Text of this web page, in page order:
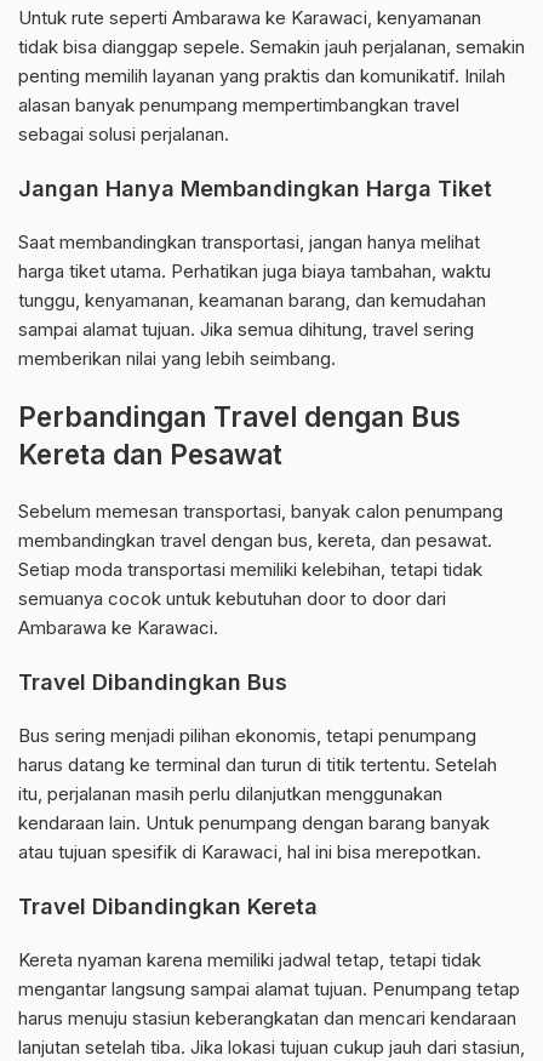
Untuk rute seperti Ambarawa ke Karawaci, kenyamanan
tidak bisa dianggap sepele. Semakin jauh perjalanan, semakin
penting memilih layanan yang praktis dan komunikatif. Inilah
alasan banyak penumpang mempertimbangkan travel
sebagai solusi perjalanan.
Jangan Hanya Membandingkan Harga Tiket
Saat membandingkan transportasi, jangan hanya melihat
harga tiket utama. Perhatikan juga biaya tambahan, waktu
tunggu, kenyamanan, keamanan barang, dan kemudahan
sampai alamat tujuan. Jika semua dihitung, travel sering
memberikan nilai yang lebih seimbang.
Perbandingan Travel dengan Bus
Kereta dan Pesawat
Sebelum memesan transportasi, banyak calon penumpang
membandingkan travel dengan bus, kereta, dan pesawat.
Setiap moda transportasi memiliki kelebihan, tetapi tidak
semuanya cocok untuk kebutuhan door to door dari
Ambarawa ke Karawaci.
Travel Dibandingkan Bus
Bus sering menjadi pilihan ekonomis, tetapi penumpang
harus datang ke terminal dan turun di titik tertentu. Setelah
itu, perjalanan masih perlu dilanjutkan menggunakan
kendaraan lain. Untuk penumpang dengan barang banyak
atau tujuan spesifik di Karawaci, hal ini bisa merepotkan.
Travel Dibandingkan Kereta
Kereta nyaman karena memiliki jadwal tetap, tetapi tidak
mengantar langsung sampai alamat tujuan. Penumpang tetap
harus menuju stasiun keberangkatan dan mencari kendaraan
lanjutan setelah tiba. Jika lokasi tujuan cukup jauh dari stasiun,